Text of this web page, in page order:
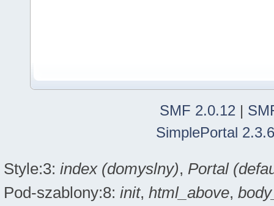
SMF 2.0.12 |
SimplePortal
Style:3: index (domyslny), Portal
Pod-szablony:8: init, html_above,